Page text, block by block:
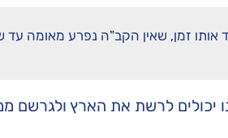
אותו זמן, שאין הקב"ה נפרע מאומה
יכולים לרשת את הארץ ולגרשם